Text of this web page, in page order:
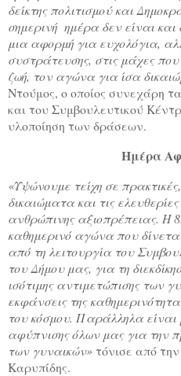
δείκτης πολιτισμού και
σημερινή ημέρα δεν είναι
μια αφορμή για ευχολόγια,
συστράτευσης, στις μάχες
ζωή, τον αγώνα για ίσα
Ντούμος, ο οποίος συνεχάρη
και του Συμβουλευτικού
υλοποίηση των δράσεων.
Ημέρα
«Υψώνουμε τείχη σε
δικαιώματα και τις
ανθρώπινης αξιοπρέπειας. Η
καθημερινό αγώνα που
από τη λειτουργία του
του Δήμου μας, για τη
ισότιμης αντιμετώπισης των
εκφάνσεις της
του κόσμου. Παράλληλα είναι
αφύπνισης όλων μας για την
των γυναικών» τόνισε από
Καρυπίδης.